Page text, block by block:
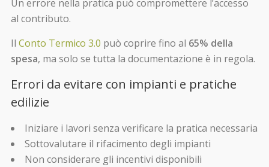
Un errore nella pratica può compromettere l’accesso
al contributo.
Il Conto Termico 3.0 può coprire fino al 65% della
spesa, ma solo se tutta la documentazione è in regola.
Errori da evitare con impianti e pratiche
edilizie
Iniziare i lavori senza verificare la pratica necessaria
Sottovalutare il rifacimento degli impianti
Non considerare gli incentivi disponibili